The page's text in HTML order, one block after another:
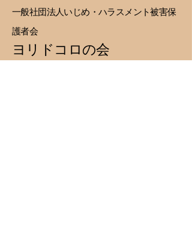
一般社団法人いじめ・ハラスメント被害保
護者会
ヨリドコロの会